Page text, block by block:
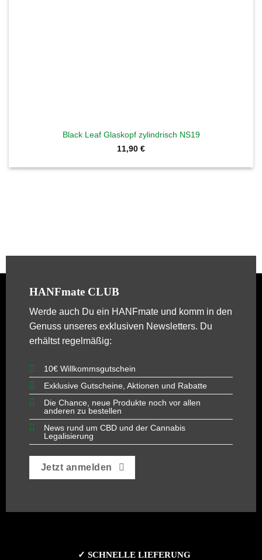
Black Leaf Glaskopf zylindrisch NS19
11,90 €
HANFmate CLUB
Werde auch Du ein HANFmateund komm in den
Genuss unseres exklusiven Newsletters. Du
erhältst regelmäßig:
10€ Willkommsgutschein
Exklusive Gutscheine, Aktionen und Rabatte
Die Chance, neue Produkte noch vor allen
anderen zu bestellen
News rund um CBD und der Cannabis
Legalisierung
Jetzt anmelden
✓ SCHNELLE LIEFERUNG